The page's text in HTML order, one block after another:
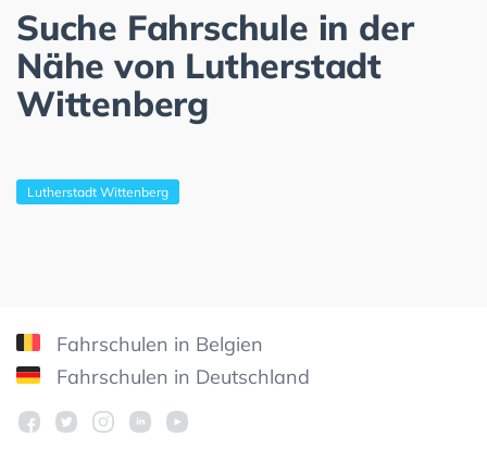
Suche Fahrschule in der
Nähe von Lutherstadt
Wittenberg
Lutherstadt Wittenberg
Fahrschulen in Belgien
Fahrschulen in Deutschland